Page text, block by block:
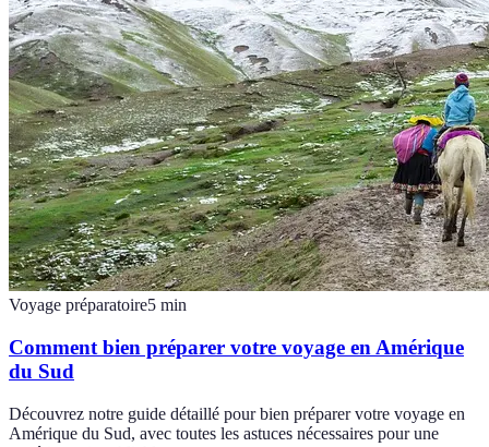
Voyage préparatoire5 min
Comment bien préparer votre voyage en Amérique
du Sud
Découvrez notre guide détaillé pour bien préparer votre voyage en
Amérique du Sud, avec toutes les astuces nécessaires pour une